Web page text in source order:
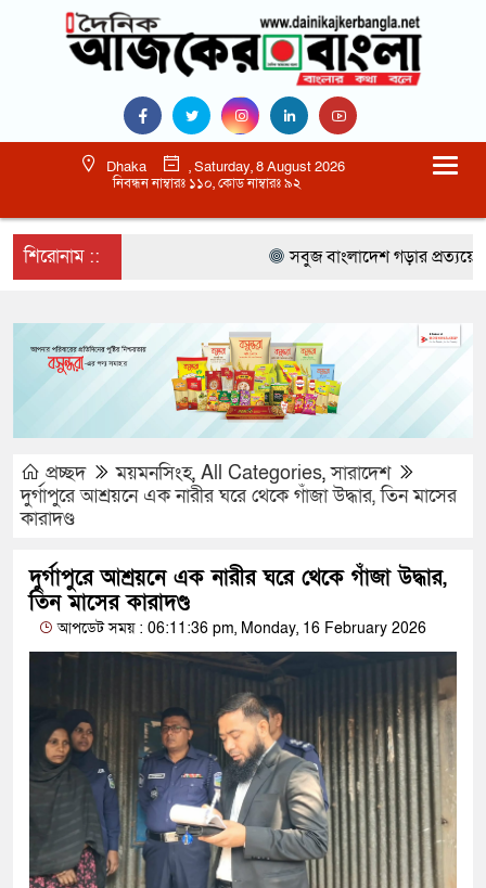
Dhaka
, Saturday, 8 August 2026
নিবন্ধন নাম্বারঃ ১১০, কোড নাম্বারঃ ৯২
শিরোনাম :: সবুজ বাংলাদেশ গড়ার প্রত্যয়ে
প্রচ্ছদ ময়মনসিংহ, All Categories,সারাদেশ
দুর্গাপুরে আশ্রয়নে এক নারীর ঘরে থেকে গাঁজা উদ্ধার, তিন মাসের
কারাদণ্ড
দুর্গাপুরে আশ্রয়নে এক নারীর ঘরে থেকে গাঁজা উদ্ধার,
তিন মাসের কারাদণ্ড
আপডেট সময় : 06:11:36 pm, Monday, 16 February 2026